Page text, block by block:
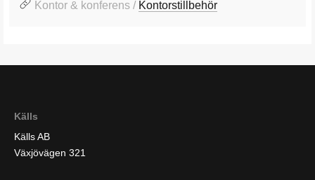
Kontor & konferens / Kontorstillbehör
Källs
Källs AB
Växjövägen 321